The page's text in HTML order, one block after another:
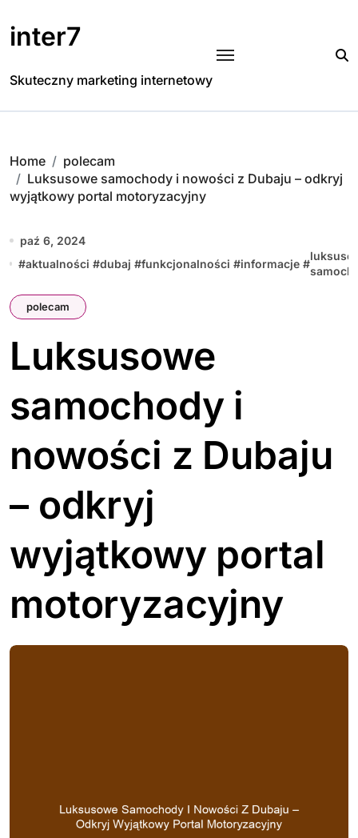
to
content
inter7
Skuteczny marketing internetowy
Home
polecam
Luksusowe samochody i nowości z Dubaju – odkryj
wyjątkowy portal motoryzacyjny
paź 6, 2024
#aktualności #dubaj #funkcjonalności #informacje #
polecam
Luksusowe
samochody i
nowości z Dubaju
– odkryj
wyjątkowy portal
motoryzacyjny